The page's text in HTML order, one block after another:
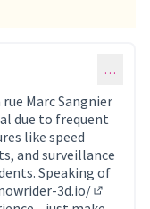
…
Marc Sangnier
due to frequent
like speed
and surveillance
Speaking of
3d.io/
(Lien